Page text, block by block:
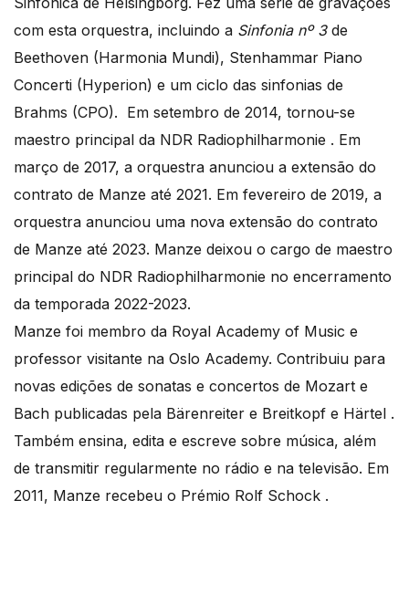
com esta orquestra, incluindo a Sinfonia nº 3de
Beethoven (Harmonia Mundi), Stenhammar Piano
Concerti (Hyperion) e um ciclo das sinfonias de
Brahms (CPO). Em setembro de 2014, tornou-se
maestro principal da NDR Radiophilharmonie . Em
março de 2017, a orquestra anunciou a extensão do
contrato de Manze até 2021. Em fevereiro de 2019, a
orquestra anunciou uma nova extensão do contrato
de Manze até 2023. Manze deixou o cargo de maestro
principal do NDR Radiophilharmonie no encerramento
da temporada 2022-2023.
Manze foi membro da Royal Academy of Music e
professor visitante na Oslo Academy. Contribuiu para
novas edições de sonatas e concertos de Mozart e
Bach publicadas pela Bärenreiter e Breitkopf e Härtel .
Também ensina, edita e escreve sobre música, além
de transmitir regularmente no rádio e na televisão. Em
2011, Manze recebeu o Prémio Rolf Schock .